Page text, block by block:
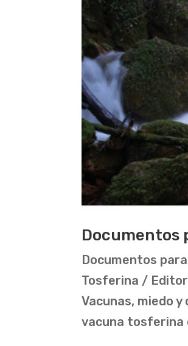
Documentos
Documentos
Tosferina /
Vacunas, miedo
vacuna tosferina